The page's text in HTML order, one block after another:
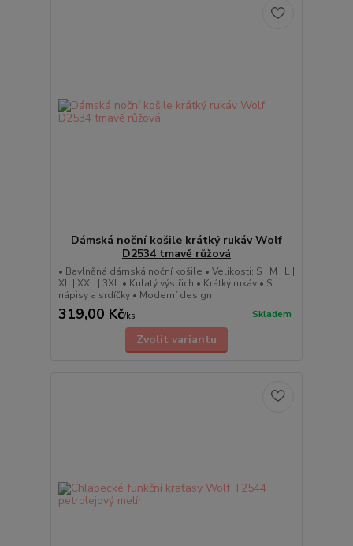
Dámská noční košile krátký rukáv Wolf
D2534 tmavě růžová
• Bavlněná dámská noční košile • Velikosti: S | M | L |
XL | XXL | 3XL • Kulatý výstřich • Krátký rukáv • S
nápisy a srdíčky • Moderní design
319,00 Kč/ks Skladem
Zvolit variantu